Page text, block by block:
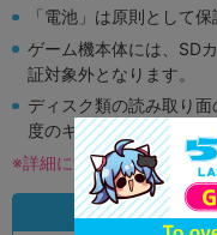
「電池」は原則として
ゲーム機本体には、SD
証対象外となります。
ディスク類の読み取り
度のキズがある場合がご
※詳細につきましてはコチ
状